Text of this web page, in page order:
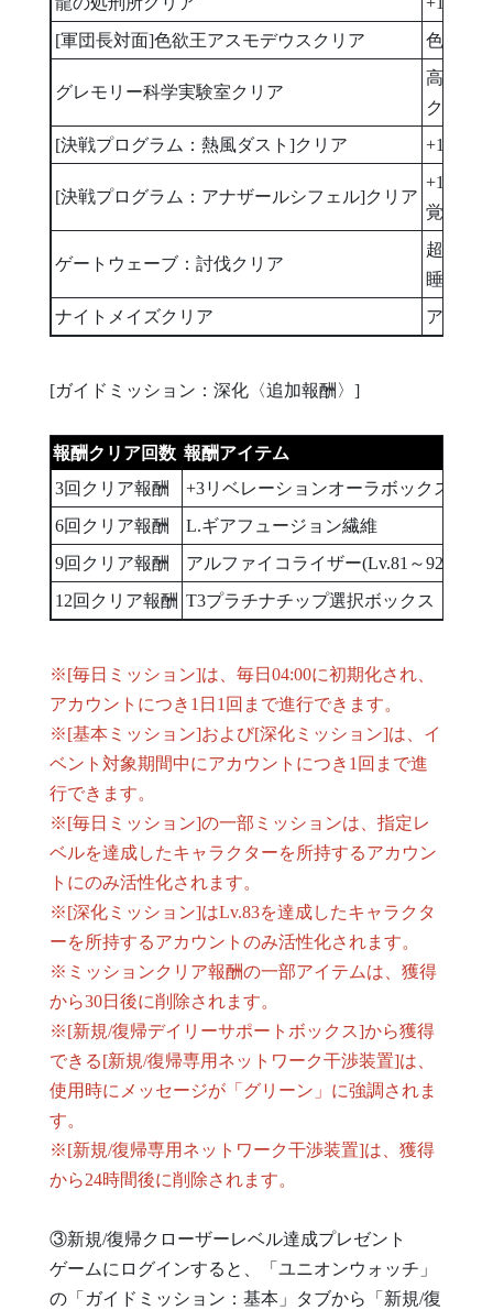
[軍団長対面]色欲王アスモデウスクリア
色欲ト
グレモリー科学実験室クリア
高級型
クマの
[決戦プログラム：熱風ダスト]クリア
+14極
[決戦プログラム：アナザールシフェル]クリア
+14極
覚醒カ
ゲートウェーブ：討伐クリア
超越の
睡眠誘
ナイトメイズクリア
アルフ
[ガイドミッション：深化〈追加報酬〉]
報酬クリア回数 報酬アイテム
3回クリア報酬
+3リベレーションオーラボックス
6回クリア報酬
L.ギアフュージョン繊維
9回クリア報酬
アルファイコライザー(Lv.81～92)
12回クリア報酬 T3プラチナチップ選択ボックス
※[毎日ミッション]は、毎日04:00に初期化され、
アカウントにつき1日1回まで進行できます。
※[基本ミッション]および[深化ミッション]は、イ
ベント対象期間中にアカウントにつき1回まで進
行できます。
※[毎日ミッション]の一部ミッションは、指定レ
ベルを達成したキャラクターを所持するアカウン
トにのみ活性化されます。
※[深化ミッション]はLv.83を達成したキャラクタ
ーを所持するアカウントのみ活性化されます。
※ミッションクリア報酬の一部アイテムは、獲得
から30日後に削除されます。
※[新規/復帰デイリーサポートボックス]から獲得
できる[新規/復帰専用ネットワーク干渉装置]は、
使用時にメッセージが「グリーン」に強調されま
す。
※[新規/復帰専用ネットワーク干渉装置]は、獲得
から24時間後に削除されます。
③新規/復帰クローザーレベル達成プレゼント
ゲームにログインすると、「ユニオンウォッチ」
の「ガイドミッション：基本」タブから「新規/復